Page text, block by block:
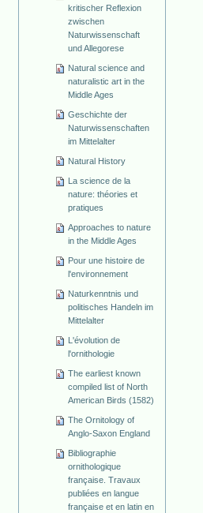
kritischer Reflexion
zwischen
Naturwissenschaft
und Allegorese
Natural science and
naturalistic art in the
Middle Ages
Geschichte der
Naturwissenschaften
im Mittelalter
Natural History
La science de la
nature: théories et
pratiques
Approaches to nature
in the Middle Ages
Pour une histoire de
l'environnement
Naturkenntnis und
politisches Handeln im
Mittelalter
L'évolution de
l'ornithologie
The earliest known
compiled list of North
American Birds (1582)
The Ornitology of
Anglo-Saxon England
Bibliographie
ornithologique
française. Travaux
publiées en langue
française et en latin en